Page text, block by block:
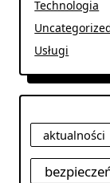
Technologia
Usługi
aktualności